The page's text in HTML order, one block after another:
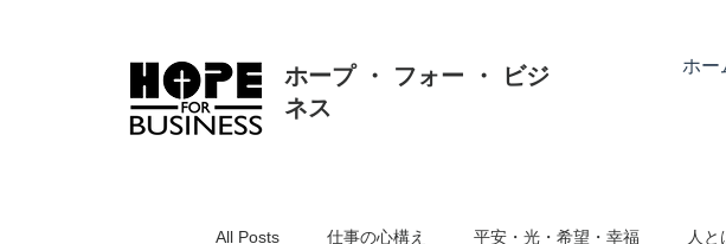
ホー
ホープ ・ フォー ・ ビジ
ネス
All Posts 仕事の心構え 平安・光・希望・幸福 人と